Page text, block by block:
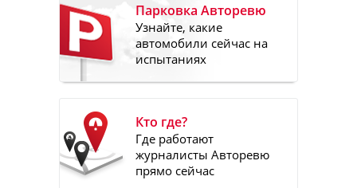
Парковка Авторевю
Узнайте, какие
автомобили сейчас на
испытаниях
Кто где?
Где работают
журналисты Авторевю
прямо сейчас